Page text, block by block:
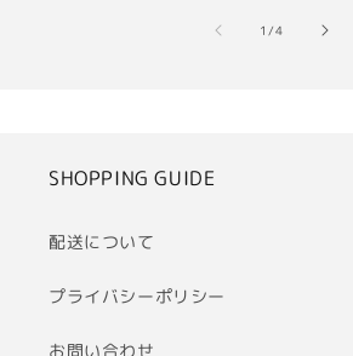
1 /の
4
SHOPPING GUIDE
配送について
プライバシーポリシー
お問い合わせ